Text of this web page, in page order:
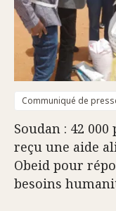
Communiqué de
Soudan : 42
reçu une aide
Obeid pour
besoins